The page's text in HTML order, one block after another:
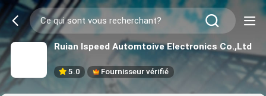
Ruian Ispeed Automtoive Electronics Co.,Ltd
5.0 Fournisseur vérifié